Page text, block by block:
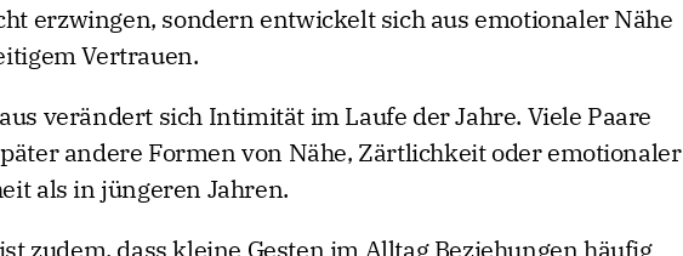
erzwingen, sondern entwickelt sich aus emotionaler Nähe
Vertrauen.
verändert sich Intimität im Laufe der Jahre. Viele Paare
andere Formen von Nähe, Zärtlichkeit oder emotionaler
als in jüngeren Jahren.
zudem, dass kleine Gesten im Alltag Beziehungen häufig